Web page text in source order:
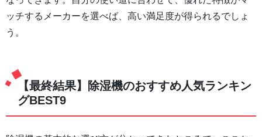
ッチするメーカーを選べば、高い満足度が得られるでしょ
う。
【最終結果】除湿機のおすすめ人気ランキン
グBEST9